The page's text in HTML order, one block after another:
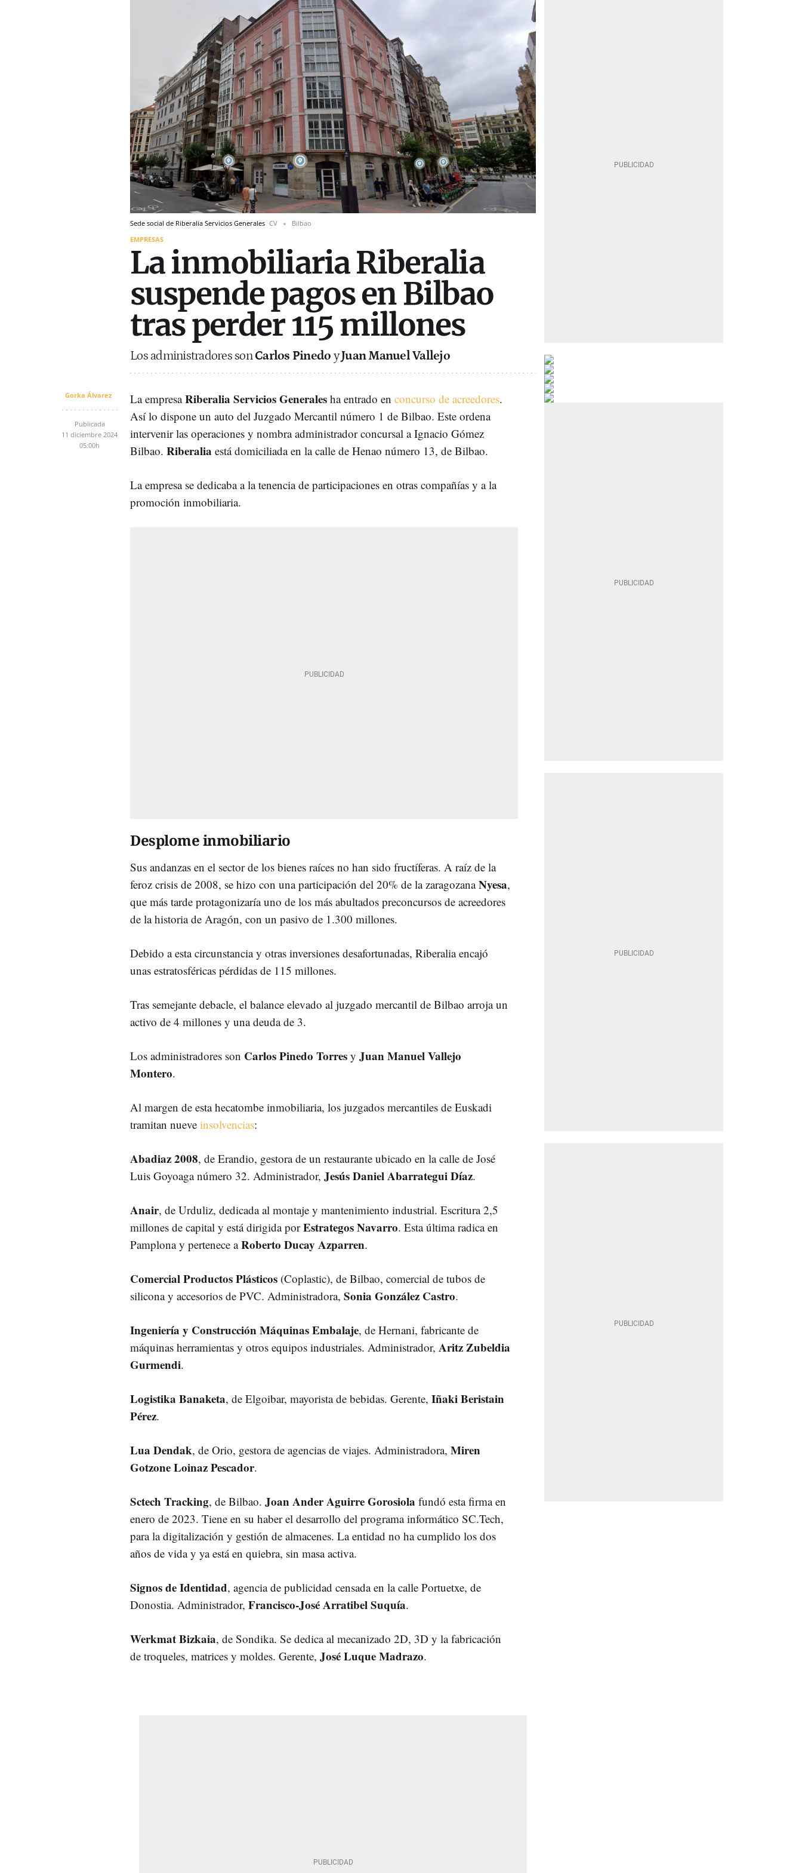
Sede social de Riberalia Servicios Generales CV
Bilbao
EMPRESAS
La inmobiliaria Riberalia
suspende pagos en Bilbao
tras perder 115 millones
Los administradores sonCarlos Pinedo yJuan Manuel Vallejo
Gorka Álvarez
Publicada
11 diciembre 2024
05:00h
La empresaRiberalia Servicios Generales ha entrado en concurso de acreedores.
Así lo dispone un auto del Juzgado Mercantil número 1 de Bilbao. Este ordena
intervenir las operaciones y nombra administrador concursal a Ignacio Gómez
Bilbao. Riberalia está domiciliada en la calle de Henao número 13, de Bilbao.
La empresa se dedicaba a la tenencia de participaciones en otras compañías y a la
promoción inmobiliaria.
Desplome inmobiliario
Sus andanzas en el sector de los bienes raíces no han sido fructíferas. A raíz de la
feroz crisis de 2008, se hizo con una participación del 20% de la zaragozanaNyesa,
que más tarde protagonizaría uno de los más abultados preconcursos de acreedores
de la historia de Aragón, con un pasivo de 1.300 millones.
Debido a esta circunstancia y otras inversiones desafortunadas, Riberalia encajó
unas estratosféricas pérdidas de 115 millones.
Tras semejante debacle, el balance elevado al juzgado mercantil de Bilbao arroja un
activo de 4 millones y una deuda de 3.
Los administradores son Carlos Pinedo Torres y Juan Manuel Vallejo
Montero.
Al margen de esta hecatombe inmobiliaria, los juzgados mercantiles de Euskadi
tramitan nueve insolvencias:
Abadiaz 2008, de Erandio, gestora de un restaurante ubicado en la calle de José
Luis Goyoaga número 32. Administrador, Jesús Daniel Abarrategui Díaz.
Anair, de Urduliz, dedicada al montaje y mantenimiento industrial. Escritura 2,5
millones de capital y está dirigida porEstrategos Navarro. Esta última radica en
Pamplona y pertenece aRoberto Ducay Azparren.
Comercial Productos Plásticos (Coplastic), de Bilbao, comercial de tubos de
silicona y accesorios de PVC. Administradora, Sonia González Castro.
Ingeniería y Construcción Máquinas Embalaje, de Hernani, fabricante de
máquinas herramientas y otros equipos industriales. Administrador, Aritz Zubeldia
Gurmendi.
Logistika Banaketa, de Elgoibar, mayorista de bebidas. Gerente, Iñaki Beristain
Pérez.
Lua Dendak, de Orio, gestora de agencias de viajes. Administradora, Miren
Gotzone Loinaz Pescador.
Sctech Tracking, de Bilbao. Joan Ander Aguirre Gorosiola fundó esta firma en
enero de 2023. Tiene en su haber el desarrollo del programa informático SC.Tech,
para la digitalización y gestión de almacenes. La entidad no ha cumplido los dos
años de vida y ya está en quiebra, sin masa activa.
Signos de Identidad, agencia de publicidad censada en la calle Portuetxe, de
Donostia. Administrador, Francisco-José Arratibel Suquía.
Werkmat Bizkaia, de Sondika. Se dedica al mecanizado 2D, 3D y la fabricación
de troqueles, matrices y moldes. Gerente, José Luque Madrazo.